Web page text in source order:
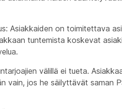
Asiakkaiden on toimitettava
tuntemista koskevat
välillä ei tueta.
vain, jos he säilyttävät saman